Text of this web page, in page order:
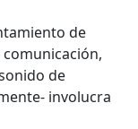
de
de
involucra